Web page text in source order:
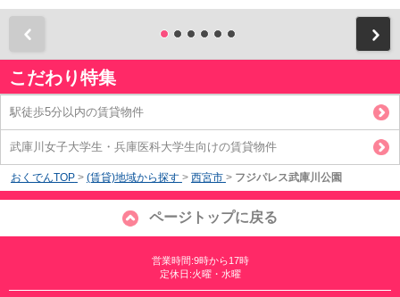
こだわり特集
駅徒歩5分以内の賃貸物件
武庫川女子大学生・兵庫医科大学生向けの賃貸物件
おくでんTOP > (賃貸)地域から探す > 西宮市 > フジパレス武庫川公園
ページトップに戻る
営業時間:9時から17時
定休日:火曜・水曜